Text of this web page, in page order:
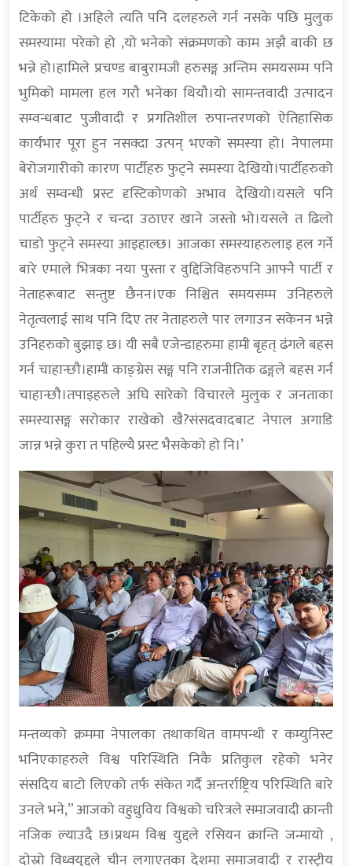
टिकेको हो ।अहिले त्यति पनि दलहरुले गर्न नसके पछि मुलुक
समस्यामा परेको हो ,यो भनेको संक्रमणको काम अझै बाकी छ
भन्ने हो।हामिले प्रचण्ड बाबुरामजी हरुसङ्ग अन्तिम समयसम्म पनि
भुमिको मामला हल गरौ भनेका थियौ।यो सामन्तवादी उत्पादन
सम्वन्धबाट पुजीवादी र प्रगतिशील रुपान्तरणको ऐतिहासिक
कार्यभार पूरा हुन नसक्दा उत्पन् भएको समस्या हो। नेपालमा
बेरोजगारीको कारण पार्टीहरु फुट्ने समस्या देखियो।पार्टीहरुको
अर्थ सम्वन्धी प्रस्ट दृस्टिकोणको अभाव देखियो।यसले पनि
पार्टीहरु फुट्ने र चन्दा उठाएर खाने जस्तो भो।यसले त ढिलो
चाडो फुट्ने समस्या आइहाल्छ। आजका समस्याहरुलाइ हल गर्ने
बारे एमाले भित्रका नया पुस्ता र वुद्दिजिविहरुपनि आफ्नै पार्टी र
नेताहरूबाट सन्तुष्ट छैनन।एक निश्चित समयसम्म उनिहरुले
नेतृत्वलाई साथ पनि दिए तर नेताहरुले पार लगाउन सकेनन भन्ने
उनिहरुको बुझाइ छ। यी सबै एजेन्डाहरुमा हामी बृहत् ढंगले बहस
गर्न चाहान्छौ।हामी काङ्ग्रेस सङ्ग पनि राजनीतिक ढङ्गले बहस गर्न
चाहान्छौ।तपाइहरुले अघि सारेको विचारले मुलुक र जनताका
समस्यासङ्ग सरोकार राखेको खै?संसदवादबाट नेपाल अगाडि
जान्न भन्ने कुरा त पहिल्यै प्रस्ट भैसकेको हो नि।’
मन्तव्यको क्रममा नेपालका तथाकथित वामपन्थी र कम्युनिस्ट
भनिएकाहरुले विश्व परिस्थिति निकै प्रतिकुल रहेको भनेर
संसदिय बाटो लिएको तर्फ संकेत गर्दै अन्तर्राष्ट्रिय परिस्थिति बारे
उनले भने,” आजको वहुध्रुविय विश्वको चरित्रले समाजवादी क्रान्ती
नजिक ल्याउदै छ।प्रथम विश्व युद्दले रसियन क्रान्ति जन्मायो ,
दोस्रो विध्वयुद्दले चीन लगाएतका देशमा समाजवादी र रास्ट्रीय